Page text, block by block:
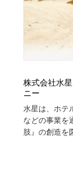
株式会社水
ニー
水星は、ホテ
などの事業を
肢』の創造を